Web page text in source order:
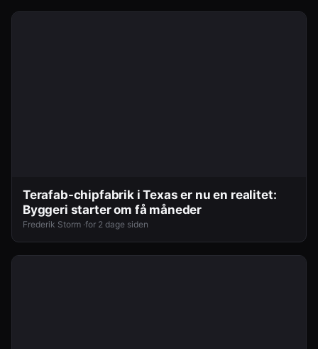
Terafab-chipfabrik i Texas er nu en realitet:
Byggeri starter om få måneder
Frederik Storm ·for 2 dage siden